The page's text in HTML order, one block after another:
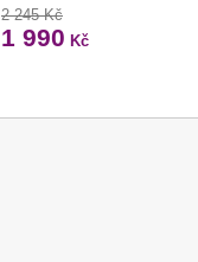
2 245 Kč
1 990 Kč